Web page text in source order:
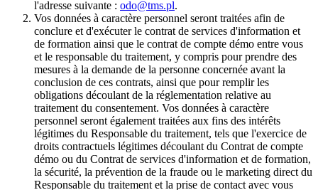
l'adresse suivante : odo@tms.pl.
Vos données à caractère personnel seront traitées afin de
conclure et d'exécuter le contrat de services d'information et
de formation ainsi que le contrat de compte démo entre vous
et le responsable du traitement, y compris pour prendre des
mesures à la demande de la personne concernée avant la
conclusion de ces contrats, ainsi que pour remplir les
obligations découlant de la réglementation relative au
traitement du consentement. Vos données à caractère
personnel seront également traitées aux fins des intérêts
légitimes du Responsable du traitement, tels que l'exercice de
droits contractuels légitimes découlant du Contrat de compte
démo ou du Contrat de services d'information et de formation,
la sécurité, la prévention de la fraude ou le marketing direct du
Responsable du traitement et la prise de contact avec vous